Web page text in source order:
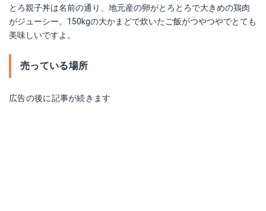
とろ親子丼は名前の通り、地元産の卵がとろとろで大きめの鶏肉
がジューシー。150kgの大かまどで炊いたご飯がつやつやでとても
美味しいですよ。
売っている場所
広告の後に記事が続きます